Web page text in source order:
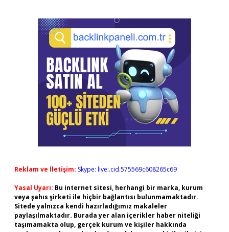
Reklam ve İletişim: Skype: live:.cid.575569c608265c69
Yasal Uyarı: Bu internet sitesi, herhangi bir marka, kurum
veya şahıs şirketi ile hiçbir bağlantısı bulunmamaktadır.
Sitede yalnızca kendi hazırladığımız makaleler
paylaşılmaktadır. Burada yer alan içerikler haber niteliği
taşımamakta olup, gerçek kurum ve kişiler hakkında